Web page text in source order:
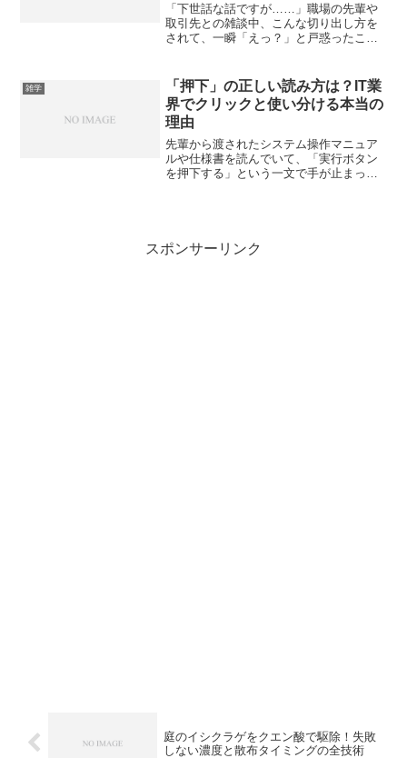
「下世話な話ですが……」職場の先輩や
取引先との雑談中、こんな切り出し方を
されて、一瞬「えっ？」と戸惑ったこと
かったっけ？ なんでわざわざそんな言葉
を使うんだろう……」も...
雑学
「押下」の正しい読み方は？IT業
界でクリックと使い分ける本当の
理由
先輩から渡されたシステム操作マニュア
ルや仕様書を読んでいて、「実行ボタン
を押下する」という一文で手が止まった
スポンサーリンク
庭のイシクラゲをクエン酸で駆除！失敗
しない濃度と散布タイミングの全技術